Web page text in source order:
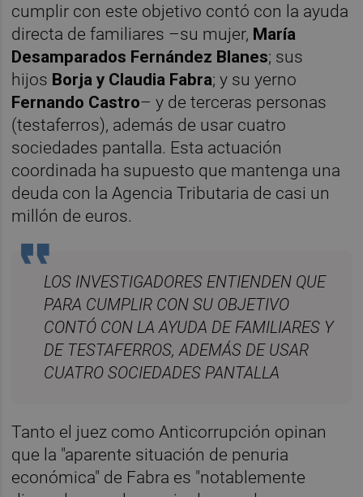
cumplir con este objetivo contó con la ayuda
directa de familiares –su mujer, María
Desamparados Fernández Blanes; sus
hijos Borja y Claudia Fabra; y su yerno
Fernando Castro– y de terceras personas
(testaferros), además de usar cuatro
sociedades pantalla. Esta actuación
coordinada ha supuesto que mantenga una
deuda con la Agencia Tributaria de casi un
millón de euros.
LOS INVESTIGADORES ENTIENDEN QUE
PARA CUMPLIR CON SU OBJETIVO
CONTÓ CON LA AYUDA DE FAMILIARES Y
DE TESTAFERROS, ADEMÁS DE USAR
CUATRO SOCIEDADES PANTALLA
Tanto el juez como Anticorrupción opinan
que la "aparente situación de penuria
económica" de Fabra es "notablemente